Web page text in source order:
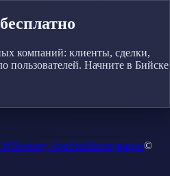
компаний: клиенты, сделки,
пользователей. Начните в Бийске
Почему AppStarИнтеграции©